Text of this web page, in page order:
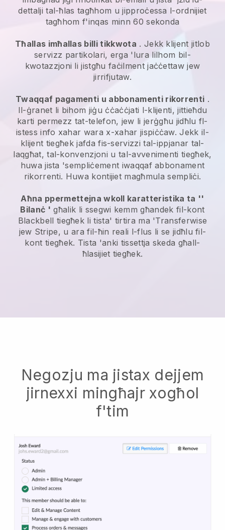
dettalji tal-ħlas tagħhom u jipproċessa l-ordnijiet
tagħhom f'inqas minn 60 sekonda
Tħallas imħallas billi tikkwota . Jekk klijent jitlob
servizz partikolari, erga 'lura lilhom bil-
kwotazzjoni li jistgħu faċilment jaċċettaw jew
jirrifjutaw.
Twaqqaf pagamenti u abbonamenti rikorrenti .
Il-ġranet li bihom jiġu ċċaċċjati l-klijenti, jittieħdu
karti permezz tat-telefon, jew li jerġgħu jidħlu fl-
istess info xahar wara x-xahar jispiċċaw.Jekk il-
klijent tiegħek jafda fis-servizzi tal-ippjanar tal-
laqgħat, tal-konvenzjoni u tal-avvenimenti tiegħek,
huwa jista 'sempliċement iwaqqaf abbonament
rikorrenti. Huwa kontijiet magħmula sempliċi.
Aħna ppermettejna wkoll karatteristika ta ''
Bilanċ ' għalik li ssegwi kemm għandek fil-kont
Blackbell tiegħek li tista' tirtira ma 'Transferwise
jew Stripe, u ara fil-ħin reali l-flus li se jidħlu fil-
kont tiegħek. Tista 'anki tissettja skeda għall-
ħlasijiet tiegħek.
Negozju ma jistax dejjem
jirnexxi mingħajr xogħol
f'tim